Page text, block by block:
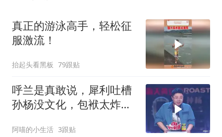
真正的游泳高手，轻松征
服激流！
抬起头看黑板 79跟贴
呼兰是真敢说，犀利吐槽
孙杨没文化，包袱太炸笑
阿喵的小生活 3跟贴